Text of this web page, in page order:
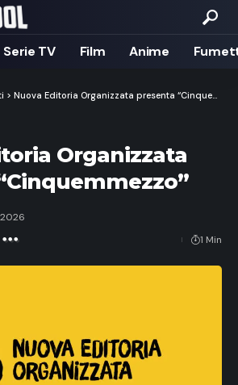
Serie TV Film Anime
> Nuova Editoria Organizzata presenta “Cinquemmezzo”
Organizzata
1 Min